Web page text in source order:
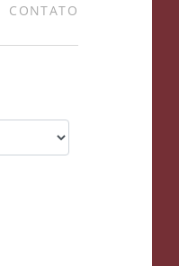
CONTATO